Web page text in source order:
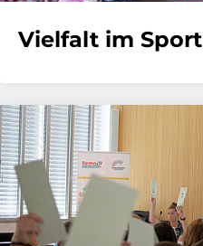
Vielfalt im Sport